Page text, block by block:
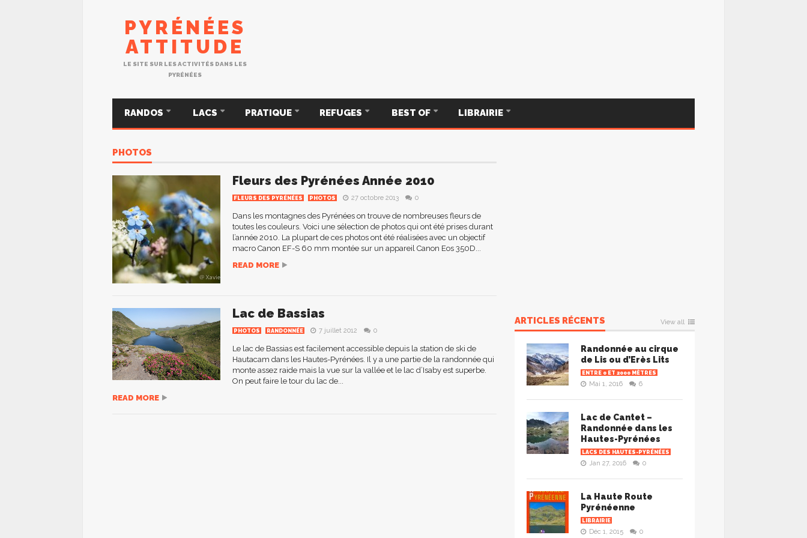
PYRÉNÉES
ATTITUDE
LE SITE SUR LES ACTIVITÉS DANS LES
PYRÉNÉES
RANDOS LACS PRATIQUE REFUGES BEST OF LIBRAIRIE
PHOTOS
Fleurs des Pyrénées Année 2010
FLEURS DES PYRÉNÉES PHOTOS 27 octobre 2013 0
Dans les montagnes des Pyrénées on trouve de nombreuses fleurs de
toutes les couleurs. Voici une sélection de photos qui ont été prises durant
l’année 2010. La plupart de ces photos ont été réalisées avec un objectif
macro Canon EF-S 60 mm montée sur un appareil Canon Eos 350D...
READ MORE
Lac de Bassias
PHOTOS RANDONNÉE 7 juillet 2012 0
Le lac de Bassias est facilement accessible depuis la station de ski de
Hautacam dans les Hautes-Pyrénées. Il y a une partie de la randonnée qui
monte assez raide mais la vue sur la vallée et le lac d’Isaby est superbe.
On peut faire le tour du lac de...
READ MORE
ARTICLES RÉCENTS View all
Randonnée au cirque
de Lis ou d’Erès Lits
ENTRE 0 ET 2000 MÈTRES
Mai 1, 2016 6
Lac de Cantet –
Randonnée dans les
Hautes-Pyrénées
LACS DES HAUTES-PYRÉNÉES
Jan 27, 2016 0
La Haute Route
Pyrénéenne
LIBRAIRIE
Déc 1, 2015 0